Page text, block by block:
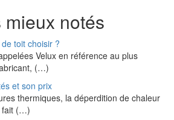
notés
toit choisir ?
Velux en référence au plus
(…)
et son prix
thermiques, la déperdition de chaleur
fait (…)